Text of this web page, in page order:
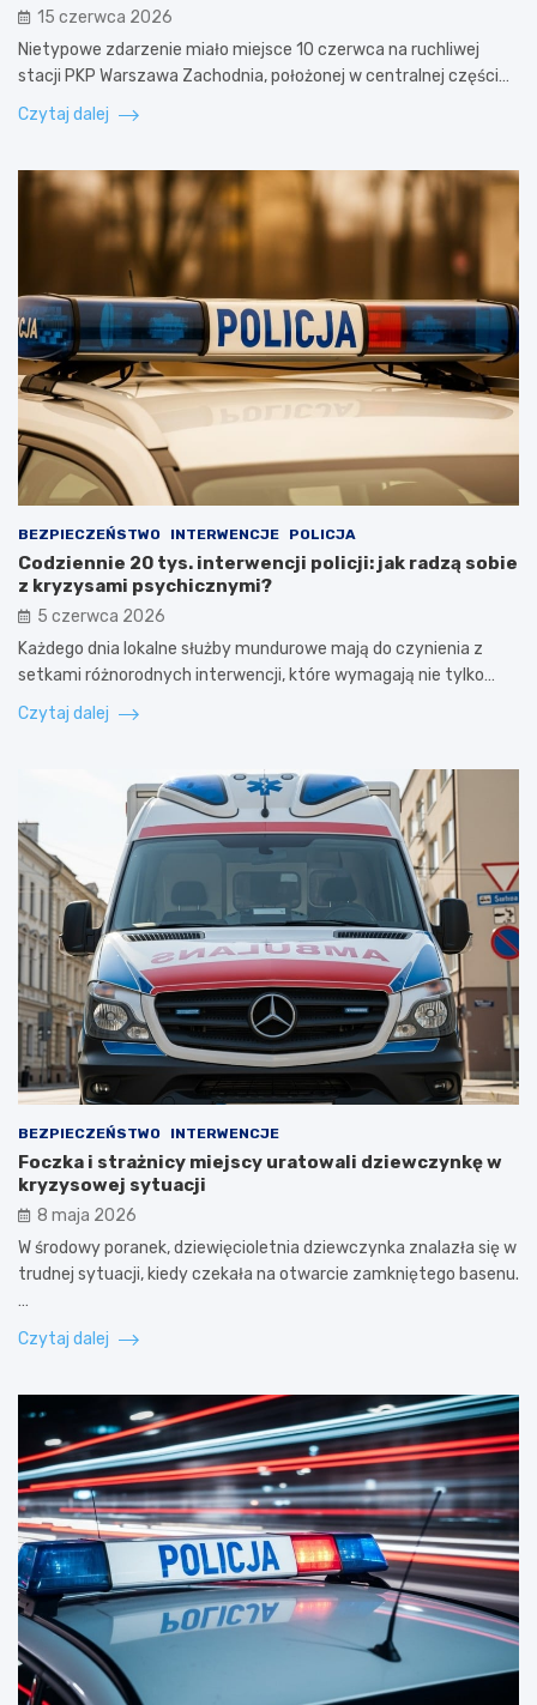
15 czerwca 2026
Nietypowe zdarzenie miało miejsce 10 czerwca na ruchliwej
stacji PKP Warszawa Zachodnia, położonej w centralnej części…
Czytaj dalej
BEZPIECZEŃSTWO INTERWENCJE POLICJA
Codziennie 20 tys. interwencji policji: jak radzą sobie
z kryzysami psychicznymi?
5 czerwca 2026
Każdego dnia lokalne służby mundurowe mają do czynienia z
setkami różnorodnych interwencji, które wymagają nie tylko…
Czytaj dalej
BEZPIECZEŃSTWO INTERWENCJE
Foczka i strażnicy miejscy uratowali dziewczynkę w
kryzysowej sytuacji
8 maja 2026
W środowy poranek, dziewięcioletnia dziewczynka znalazła się w
trudnej sytuacji, kiedy czekała na otwarcie zamkniętego basenu.
…
Czytaj dalej